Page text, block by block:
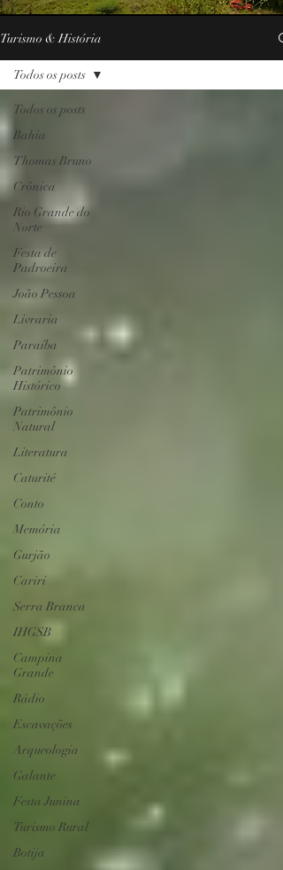
Turismo & História
Todos os posts
Bahia
Thomas Bruno
Crônica
Rio Grande do
Norte
Festa de
Padroeira
João Pessoa
Livraria
Paraíba
Patrimônio
Histórico
Patrimônio
Natural
Literatura
Caturité
Conto
Memória
Gurjão
Cariri
Serra Branca
IHGSB
Campina
Grande
Rádio
Escavações
Arqueologia
Galante
Festa Junina
Turismo Rural
Botija
Todos os posts